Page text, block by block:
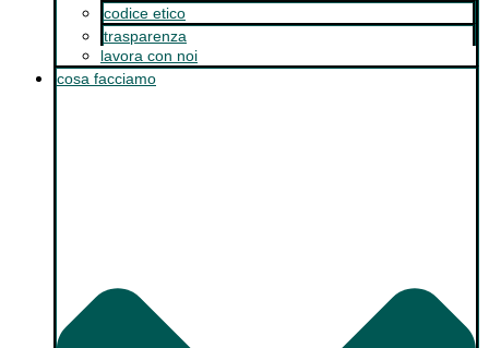
codice etico
trasparenza
lavora con noi
cosa facciamo